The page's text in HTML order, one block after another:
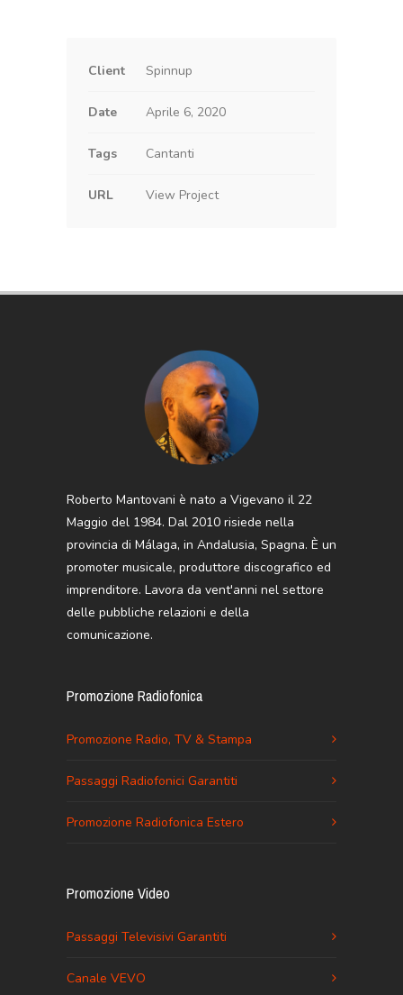
Client Spinnup
Date Aprile 6, 2020
Tags Cantanti
URL View Project
Roberto Mantovani è nato a Vigevano il 22
Maggio del 1984. Dal 2010 risiede nella
provincia di Málaga, in Andalusia, Spagna. È un
promoter musicale, produttore discografico ed
imprenditore. Lavora da vent'anni nel settore
delle pubbliche relazioni e della
comunicazione.
Promozione Radiofonica
Promozione Radio, TV & Stampa
Passaggi Radiofonici Garantiti
Promozione Radiofonica Estero
Promozione Video
Passaggi Televisivi Garantiti
Canale VEVO